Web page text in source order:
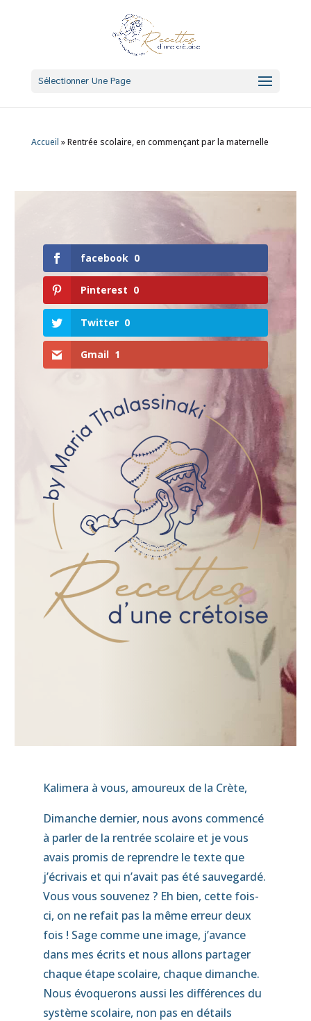
Sélectionner Une Page
Accueil »Rentrée scolaire, en commençant par la maternelle
facebook 0
Pinterest 0
Twitter 0
Gmail 1
Kalimera à vous, amoureux de la Crète,
Dimanche dernier, nous avons commencé
à parler de la rentrée scolaire et je vous
avais promis de reprendre le texte que
j’écrivais et qui n’avait pas été sauvegardé.
Vous vous souvenez ? Eh bien, cette fois-
ci, on ne refait pas la même erreur deux
fois ! Sage comme une image, j’avance
dans mes écrits et nous allons partager
chaque étape scolaire, chaque dimanche.
Nous évoquerons aussi les différences du
système scolaire, non pas en détails